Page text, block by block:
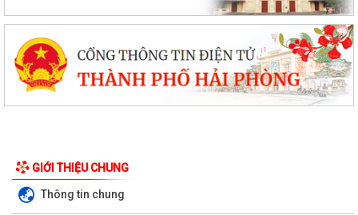
GIỚI THIỆU CHUNG
Thông tin chung
THƯ CẢM ƠN – NIỀM TIN CỦA NHÂN DÂN DÀNH CHO CHÍNH QUYỀN